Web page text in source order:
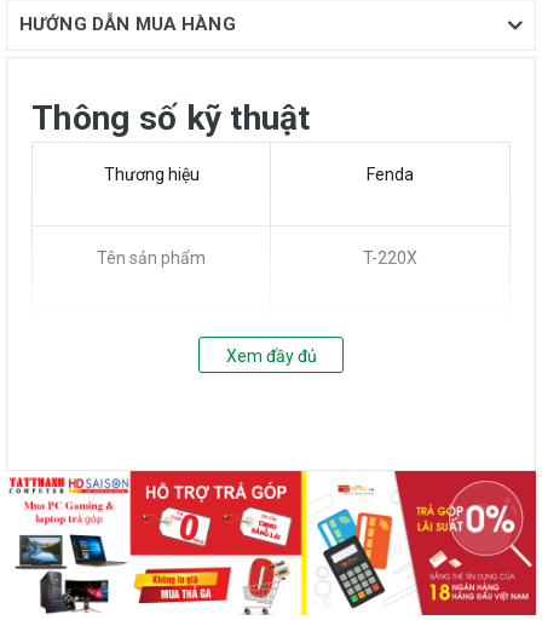
HƯỚNG DẪN MUA HÀNG
Thông số kỹ thuật
Thương hiệu Fenda
Tên sản phẩm T-220X
Bluetooth có
FM Có
Xem đầy đủ